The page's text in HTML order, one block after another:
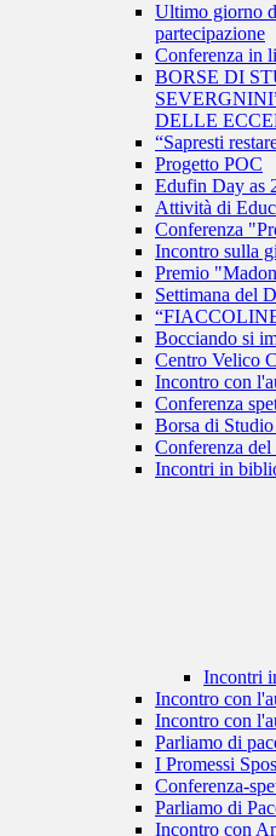
Ultimo giorno
partecipazione
Conferenza in
BORSE DI
DELLE
“Sapresti
Progetto POC
Edufin Day as
Attività di
Conferenza
Incontro sulla
Premio
Settimana del
Bocciando si
Centro Velico
Incontro con
Conferenza
Borsa di
Conferenza
Incontri in
Incontri
Incontro con
Incontro con
Parliamo di
I Promessi
Conferenza-
Parliamo di
Incontro con